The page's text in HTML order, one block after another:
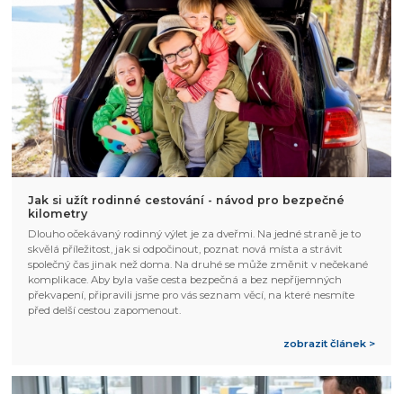
Jak si užít rodinné cestování - návod pro bezpečné
kilometry
Dlouho očekávaný rodinný výlet je za dveřmi. Na jedné straně je to
skvělá příležitost, jak si odpočinout, poznat nová místa a strávit
společný čas jinak než doma. Na druhé se může změnit v nečekané
komplikace. Aby byla vaše cesta bezpečná a bez nepříjemných
překvapení, připravili jsme pro vás seznam věcí, na které nesmíte
před delší cestou zapomenout.
zobrazit článek >